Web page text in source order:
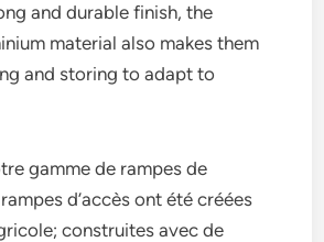
and durable finish, the
material also makes them
and storing to adapt to
gamme de rampes de
d’accès ont été créées
construites avec de